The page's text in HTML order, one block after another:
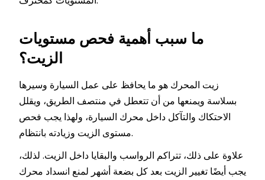
ما سبب أهمية فحص مستويات
الزيت؟
زيت المحرك هو ما يحافظ على عمل السيارة وسيرها
بسلاسة ويمنعها من أن تتعطل في منتصف الطريق، ويقلل
الاحتكاك والتآكل داخل محرك السيارة، ولهذا يجب فحص
مستوى الزيت وزيادته بانتظام.
علاوة على ذلك، تتراكم الرواسب والبقايا داخل الزيت. لذلك،
يجب أيضًا تغيير الزيت بعد كل بضعة أشهر لمنع انسداد محرك